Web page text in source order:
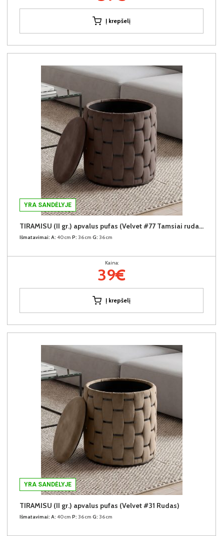
Į krepšelį
YRA SANDĖLYJE
TIRAMISU (II gr.) apvalus pufas (Velvet #77 Tamsiai rudas)
Išmatavimai: A: 40cm P: 36cm G: 36cm
Kaina:
39€
Į krepšelį
YRA SANDĖLYJE
TIRAMISU (II gr.) apvalus pufas (Velvet #31 Rudas)
Išmatavimai: A: 40cm P: 36cm G: 36cm